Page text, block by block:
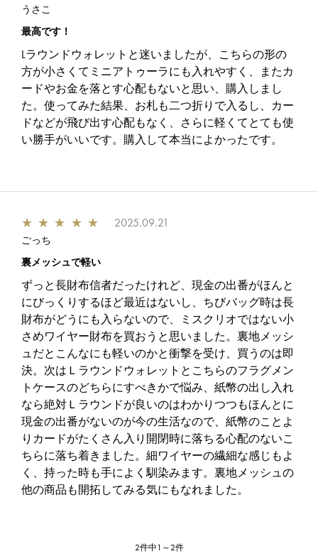
うさこ
最高です！
Lラウンドウォレットと迷いましたが、こちらの形の
方が小さくてミニアトゥーラにも入れやすく、またカ
ードやお金を落とす心配もないと思い、購入しまし
た。使ってみた結果、お札も二つ折りで入るし、カー
ドなどが飛び出す心配もなく、さらに軽くてとても使
い勝手がいいです。購入して本当によかったです。
★ ★ ★ ★ ★ 2025.09.21
ごっち
裏メッシュで軽い
ずっと長財布信者だったけれど、現金の出番がほんと
にびっくりするほど最近はないし、ちびバッグ時は長
財布がどうにも入らないので、ミスクリオではない小
さめワイヤー財布を買おうと思いました。裏地メッシ
ュだとこんなにも軽いのかと衝撃を受け、買うのは即
決。次はＬラウンドウォレットとこちらのフラグメン
トケースのどちらにすべきかで悩み、紙幣の出し入れ
なら絶対Ｌラウンドが良いのはわかりつつもほんとに
現金の出番がないのが今の生活なので、紙幣のことよ
りカードがたくさん入り開閉時に落ちる心配のないこ
ちらに落ち着きました。細ワイヤーの繊細な感じもよ
く、持った時も手によく馴染みます。裏地メッシュの
他の商品も開拓してみる気にもなれました。
2件中1～2件